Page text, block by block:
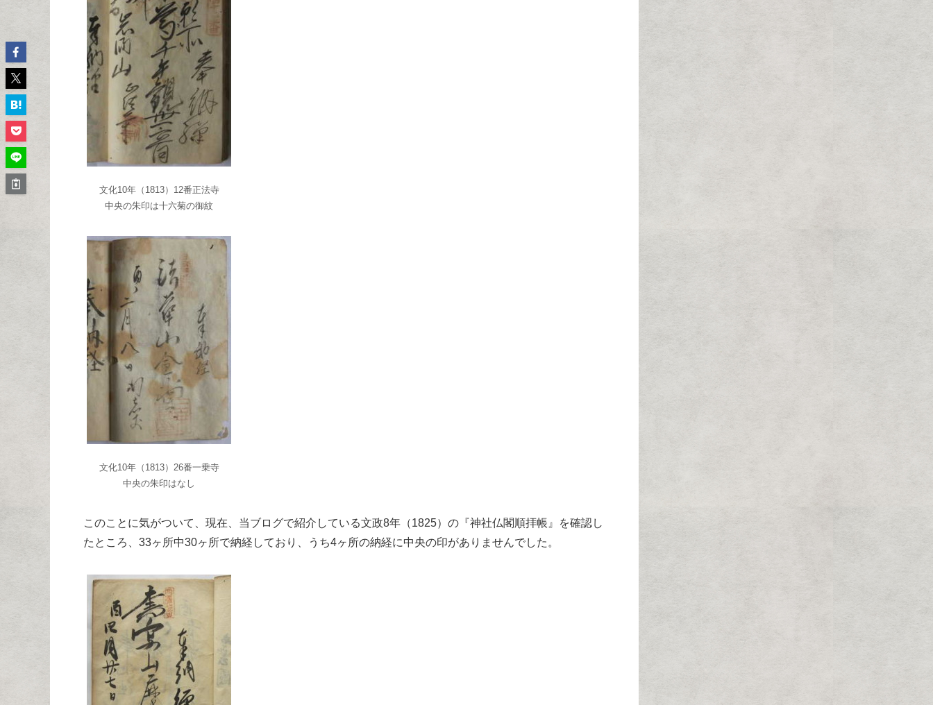
文化10年（1813）12番正法寺
中央の朱印は十六菊の御紋
文化10年（1813）26番一乗寺
中央の朱印はなし
このことに気がついて、現在、当ブログで紹介している文政8年（1825）の『神社仏閣順拝帳』を確認し
たところ、33ヶ所中30ヶ所で納経しており、うち4ヶ所の納経に中央の印がありませんでした。